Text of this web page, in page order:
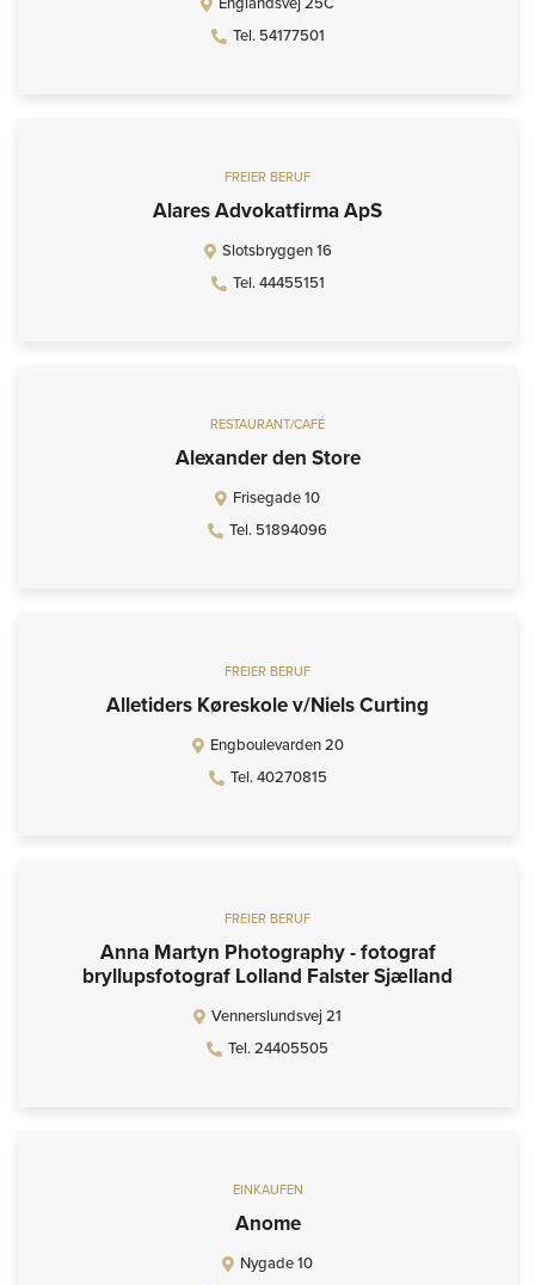
Tel. 54177501
FREIER BERUF
Alares Advokatfirma ApS
Slotsbryggen 16
Tel. 44455151
RESTAURANT/CAFÉ
Alexander den Store
Frisegade 10
Tel. 51894096
FREIER BERUF
Alletiders Køreskole v/Niels Curting
Engboulevarden 20
Tel. 40270815
FREIER BERUF
Anna Martyn Photography - fotograf
bryllupsfotograf Lolland Falster Sjælland
Vennerslundsvej 21
Tel. 24405505
EINKAUFEN
Anome
Nygade 10